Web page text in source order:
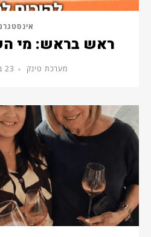
ראש בראש: מי
מערכת טינק 23 ביולי, 2026